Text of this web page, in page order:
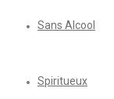
Sans Alcool
Spiritueux